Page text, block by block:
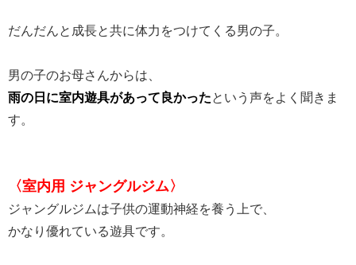
だんだんと成長と共に体力をつけてくる男の子。
男の子のお母さんからは、
雨の日に室内遊具があって良かった という声をよく聞きま
す。
〈室内用 ジャングルジム〉
ジャングルジムは子供の運動神経を養う上で、
かなり優れている遊具です。